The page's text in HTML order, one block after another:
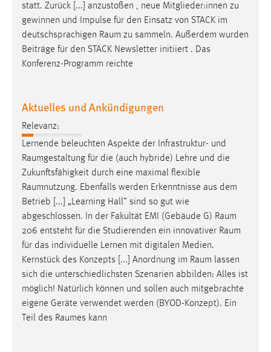
statt. Zurück [...] anzustoßen , neue Mitglieder:innen zu
gewinnen und Impulse für den Einsatz von STACK im
deutschsprachigen Raum zu sammeln. Außerdem wurden
Beiträge für den STACK Newsletter initiiert . Das
Konferenz-Programm reichte
Aktuelles und Ankündigungen
Relevanz:
Lernende beleuchten Aspekte der Infrastruktur- und
Raumgestaltung für die (auch hybride) Lehre und die
Zukunftsfähigkeit durch eine maximal flexible
Raumnutzung. Ebenfalls werden Erkenntnisse aus dem
Betrieb [...] „Learning Hall” sind so gut wie
abgeschlossen. In der Fakultät EMI (Gebäude G) Raum
206 entsteht für die Studierenden ein innovativer Raum
für das individuelle Lernen mit digitalen Medien.
Kernstück des Konzepts [...] Anordnung im Raum lassen
sich die unterschiedlichsten Szenarien abbilden: Alles ist
möglich! Natürlich können und sollen auch mitgebrachte
eigene Geräte verwendet werden (BYOD-Konzept). Ein
Teil des Raumes kann